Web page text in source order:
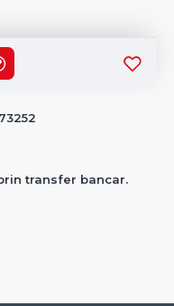
transfer bancar.